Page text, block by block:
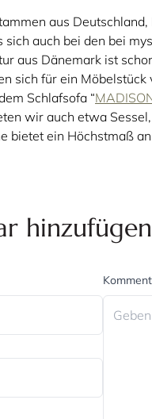
aus
auch bei den bei
aus Dänemark ist
sich für ein
Schlafsofa “
wir auch etwa
bietet ein Höchstmaß
hinzufügen